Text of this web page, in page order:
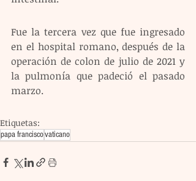
Fue la tercera vez que fue ingresado
en el hospital romano, después de la
operación de colon de julio de 2021 y
la pulmonía que padeció el pasado
marzo.
Etiquetas:
papa franciscovaticano